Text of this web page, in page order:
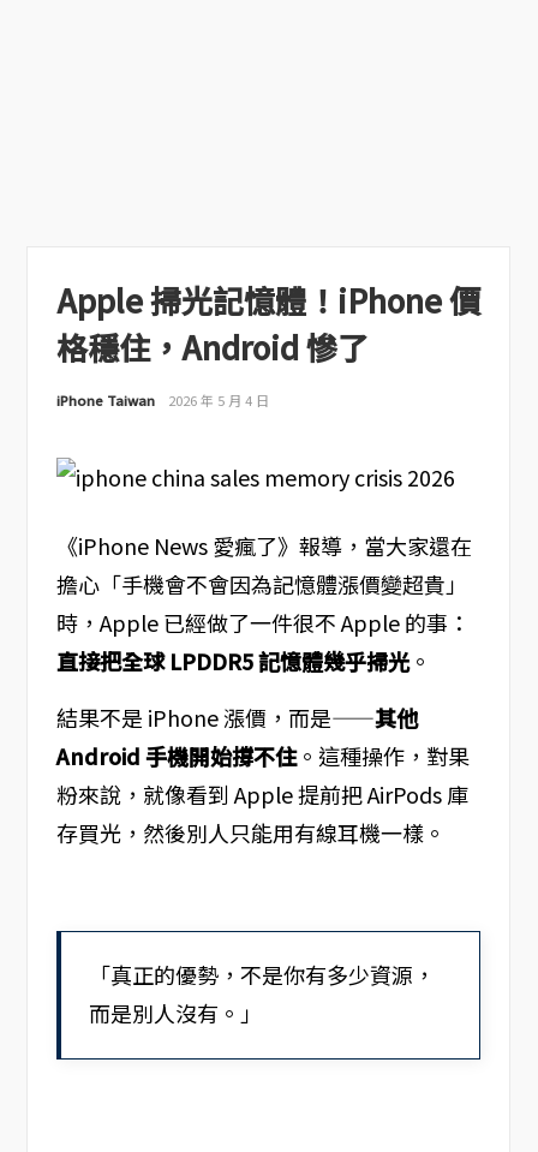
Apple 掃光記憶體！iPhone 價
格穩住，Android 慘了
iPhone Taiwan 2026 年 5 月 4 日
《iPhone News 愛瘋了》報導，當大家還在
擔心「手機會不會因為記憶體漲價變超貴」
時，Apple 已經做了一件很不 Apple 的事：
直接把全球 LPDDR5 記憶體幾乎掃光。
結果不是 iPhone 漲價，而是——其他
Android 手機開始撐不住。這種操作，對果
粉來說，就像看到 Apple 提前把 AirPods 庫
存買光，然後別人只能用有線耳機一樣。
「真正的優勢，不是你有多少資源，
而是別人沒有。」